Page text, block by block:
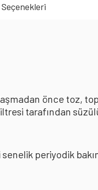
önce toz,
tarafından
periyodik